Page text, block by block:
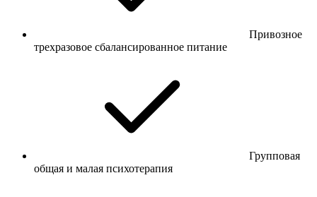
Привозное
трехразовое сбалансированное питание
Групповая
общая и малая психотерапия